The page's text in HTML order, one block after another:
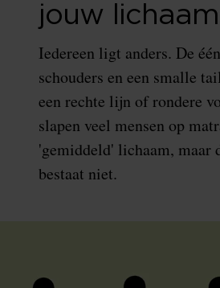
jouw
Iedereen ligt anders. De
schouders en een smalle
een rechte lijn of rondere
slapen veel mensen op
'gemiddeld' lichaam, maar
bestaat niet.